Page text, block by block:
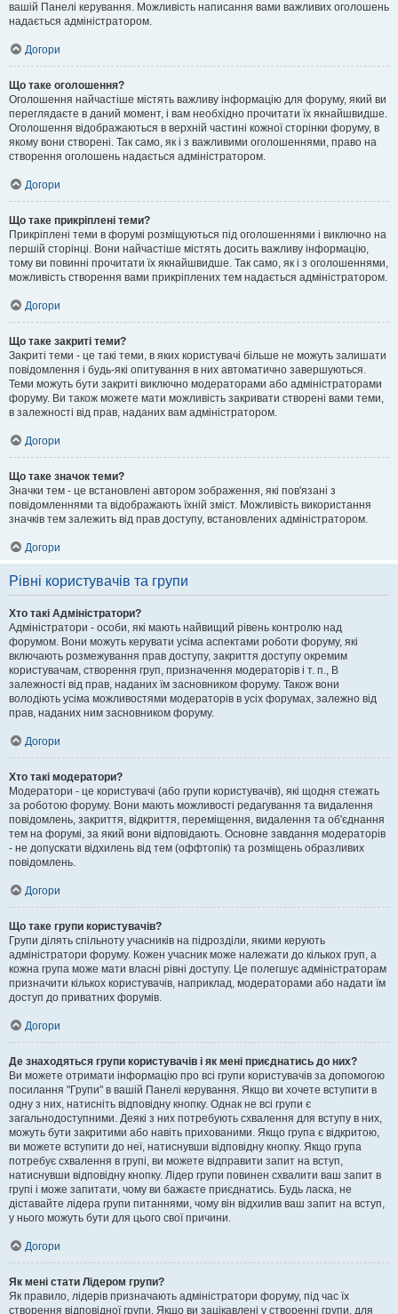
вашій Панелі керування. Можливість написання вами важливих оголошень
надається адміністратором.
Догори
Що таке оголошення?
Оголошення найчастіше містять важливу інформацію для форуму, який ви
переглядаєте в даний момент, і вам необхідно прочитати їх якнайшвидше.
Оголошення відображаються в верхній частині кожної сторінки форуму, в
якому вони створені. Так само, як і з важливими оголошеннями, право на
створення оголошень надається адміністратором.
Догори
Що таке прикріплені теми?
Прикріплені теми в форумі розміщуються під оголошеннями і виключно на
першій сторінці. Вони найчастіше містять досить важливу інформацію,
тому ви повинні прочитати їх якнайшвидше. Так само, як і з оголошеннями,
можливість створення вами прикріплених тем надається адміністратором.
Догори
Що таке закриті теми?
Закриті теми - це такі теми, в яких користувачі більше не можуть залишати
повідомлення і будь-які опитування в них автоматично завершуються.
Теми можуть бути закриті виключно модераторами або адміністраторами
форуму. Ви також можете мати можливість закривати створені вами теми,
в залежності від прав, наданих вам адміністратором.
Догори
Що таке значок теми?
Значки тем - це встановлені автором зображення, які пов'язані з
повідомленнями та відображають їхній зміст. Можливість використання
значків тем залежить від прав доступу, встановлених адміністратором.
Догори
Рівні користувачів та групи
Хто такі Адміністратори?
Адміністратори - особи, які мають найвищий рівень контролю над
форумом. Вони можуть керувати усіма аспектами роботи форуму, які
включають розмежування прав доступу, закриття доступу окремим
користувачам, створення груп, призначення модераторів і т. п., В
залежності від прав, наданих їм засновником форуму. Також вони
володіють усіма можливостями модераторів в усіх форумах, залежно від
прав, наданих ним засновником форуму.
Догори
Хто такі модератори?
Модератори - це користувачі (або групи користувачів), які щодня стежать
за роботою форуму. Вони мають можливості редагування та видалення
повідомлень, закриття, відкриття, переміщення, видалення та об'єднання
тем на форумі, за який вони відповідають. Основне завдання модераторів
- не допускати відхилень від тем (оффтопік) та розміщень образливих
повідомлень.
Догори
Що таке групи користувачів?
Групи ділять спільноту учасників на підрозділи, якими керують
адміністратори форуму. Кожен учасник може належати до кількох груп, а
кожна група може мати власні рівні доступу. Це полегшує адміністраторам
призначити кількох користувачів, наприклад, модераторами або надати їм
доступ до приватних форумів.
Догори
Де знаходяться групи користувачів і як мені приєднатись до них?
Ви можете отримати інформацію про всі групи користувачів за допомогою
посилання "Групи" в вашій Панелі керування. Якщо ви хочете вступити в
одну з них, натисніть відповідну кнопку. Однак не всі групи є
загальнодоступними. Деякі з них потребують схвалення для вступу в них,
можуть бути закритими або навіть прихованими. Якщо група є відкритою,
ви можете вступити до неї, натиснувши відповідну кнопку. Якщо група
потребує схвалення в групі, ви можете відправити запит на вступ,
натиснувши відповідну кнопку. Лідер групи повинен схвалити ваш запит в
групі і може запитати, чому ви бажаєте приєднатись. Будь ласка, не
діставайте лідера групи питаннями, чому він відхилив ваш запит на вступ,
у нього можуть бути для цього свої причини.
Догори
Як мені стати Лідером групи?
Як правило, лідерів призначають адміністратори форуму, під час їх
створення відповідної групи. Якщо ви зацікавлені у створенні групи, для